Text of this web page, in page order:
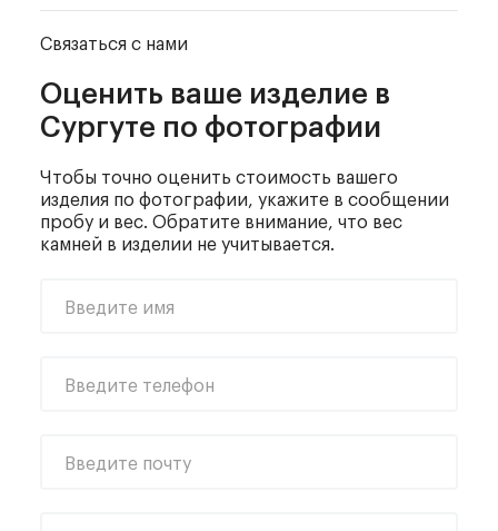
Связаться с нами
Оценить ваше изделие в
Сургуте по фотографии
Чтобы точно оценить стоимость вашего
изделия по фотографии, укажите в сообщении
пробу и вес. Обратите внимание, что вес
камней в изделии не учитывается.
Введите имя
Введите телефон
Введите почту